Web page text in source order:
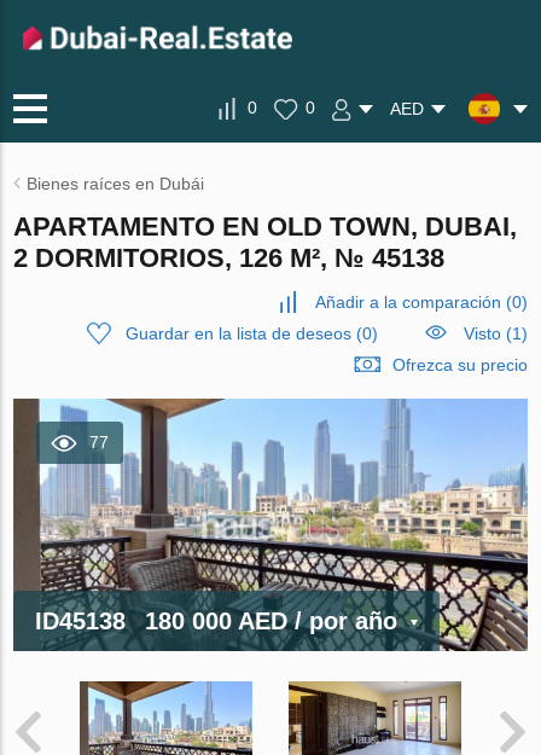
0 0 AED
Bienes raíces en Dubái
APARTAMENTO EN OLD TOWN, DUBAI,
2 DORMITORIOS, 126 M², № 45138
Añadir a la comparación (0)
Guardar en la lista de deseos(0)
Visto (1)
Ofrezca su precio
77
ID45138 180 000 AED/ por año